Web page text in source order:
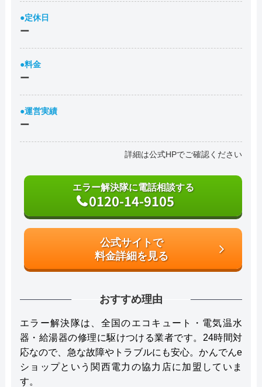
●定休日
ー
●料金
ー
●運営実績
ー
詳細は公式HPでご確認ください
エラー解決隊に電話相談する
0120-14-9105
公式サイトで
料金詳細を見る
おすすめ理由
エラー解決隊は、全国のエコキュート・電気温水
器・給湯器の修理に駆けつける業者です。24時間対
応なので、急な故障やトラブルにも安心。かんでんe
ショップという関西電力の協力店に加盟していま
す。